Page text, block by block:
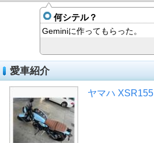
何シテル？
Geminiに作ってもらった。
愛車紹介
ヤマハ XSR155